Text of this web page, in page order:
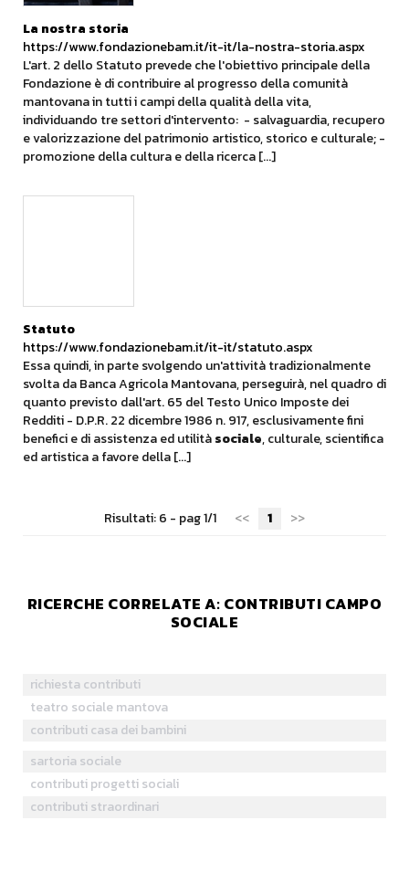
La nostra storia
https://www.fondazionebam.it/it-it/la-nostra-storia.aspx
L'art. 2 dello Statuto prevede che l'obiettivo principale della
Fondazione è di contribuire al progresso della comunità
mantovana in tutti i campi della qualità della vita,
individuando tre settori d'intervento: - salvaguardia, recupero
e valorizzazione del patrimonio artistico, storico e culturale; -
promozione della cultura e della ricerca [...]
Statuto
https://www.fondazionebam.it/it-it/statuto.aspx
Essa quindi, in parte svolgendo un'attività tradizionalmente
svolta da Banca Agricola Mantovana, perseguirà, nel quadro di
quanto previsto dall'art. 65 del Testo Unico Imposte dei
Redditi - D.P.R. 22 dicembre 1986 n. 917, esclusivamente fini
benefici e di assistenza ed utilitàsociale, culturale, scientifica
ed artistica a favore della [...]
Risultati: 6 - pag 1/1 << 1 >>
RICERCHE CORRELATE A: CONTRIBUTI CAMPO
SOCIALE
richiesta contributi
teatro sociale mantova
contributi casa dei bambini
sartoria sociale
contributi progetti sociali
contributi straordinari